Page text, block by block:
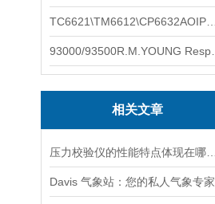
相关文章
Davis 气象站：您的私人气象专家